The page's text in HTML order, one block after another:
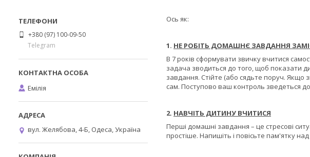
Ось як:
1. НЕ РОБІТЬ ДОМАШНЄ ЗАВДАННЯ
В 7 років сформувати звичку вчитися
задача зводиться до того, щоб показати
завдання. Стійте (або сядьте поруч. Якщо
сам. Поступово ваш контроль зведеться
2. НАВЧІТЬ ДИТИНУ ВЧИТИСЯ
Перші домашні завдання – це стресові
простіше. Напишіть і повісьте пам'ятку
+380 (97) 100-09-50
Telegram
Емілія
вул. Желябова, 4-Б, Одеса, Україна